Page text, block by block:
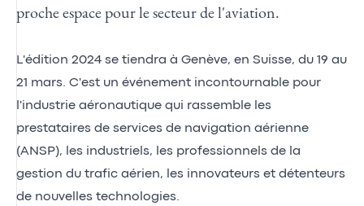
proche espace pour le secteur de l'aviation.
L'édition 2024 se tiendra à Genève, en Suisse, du 19 au
21 mars. C'est un événement incontournable pour
l'industrie aéronautique qui rassemble les
prestataires de services de navigation aérienne
(ANSP), les industriels, les professionnels de la
gestion du trafic aérien, les innovateurs et détenteurs
de nouvelles technologies.